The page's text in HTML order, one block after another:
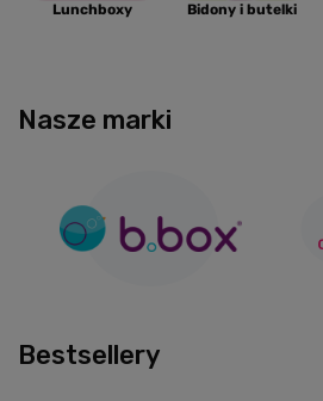
Lunchboxy Bidony i butelki
Nasze marki
Bestsellery